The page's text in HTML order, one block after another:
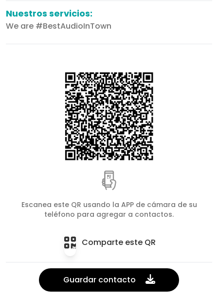
Nuestros servicios:
We are #BestAudioInTown
Escanea este QR usando la APP de cámara de su
teléfono para agregar a contactos.
Comparte este QR
Guardar contacto